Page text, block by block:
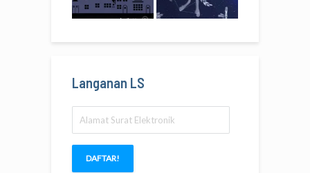
Langanan LS
Surat
Elektronik
DAFTAR!